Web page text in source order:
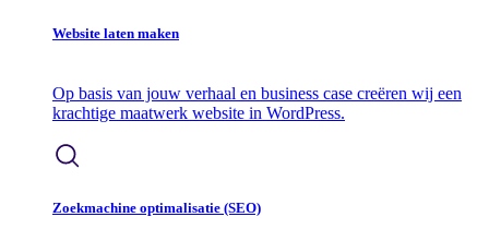
Website laten maken
Op basis van jouw verhaal en business case creëren wij een
krachtige maatwerk website in WordPress.
Zoekmachine optimalisatie (SEO)